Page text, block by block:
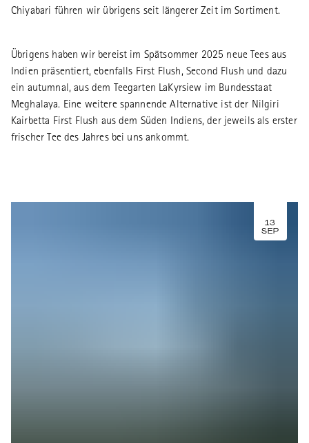
Chiyabari führen wir übrigens seit längerer Zeit im Sortiment.
Übrigens haben wir bereist im Spätsommer 2025 neue Tees aus
Indien präsentiert, ebenfalls First Flush, Second Flush und dazu
ein autumnal, aus dem Teegarten LaKyrsiew im Bundesstaat
Meghalaya. Eine weitere spannende Alternative ist der Nilgiri
Kairbetta First Flush aus dem Süden Indiens, der jeweils als erster
frischer Tee des Jahres bei uns ankommt.
13
SEP